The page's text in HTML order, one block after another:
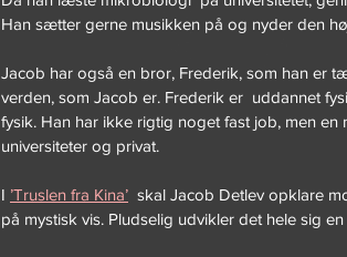
Han sætter gerne musikken på og nyder den
Jacob har også en bror, Frederik, som han er
verden, som Jacob er. Frederik er  uddannet
fysik. Han har ikke rigtig noget fast job, men
universiteter og privat.
I ’Truslen fra Kina’
skal Jacob Detlev opklare
på mystisk vis. Pludselig udvikler det hele sig